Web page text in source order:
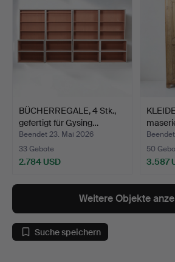
BÜCHERREGALE, 4 Stk.,
gefertigt für Gysing…
Beendet 23. Mai 2026
33 Gebote
2.784 USD
50
3.587
Weitere Objekte
Suche speichern